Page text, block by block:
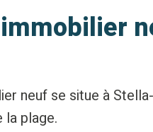
neuf se situe à
plage.